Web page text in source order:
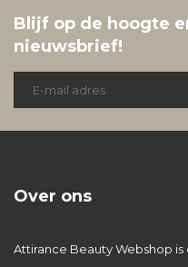
Blijf op de hoogte
nieuwsbrief!
Over ons
Attirance Beauty Webshop